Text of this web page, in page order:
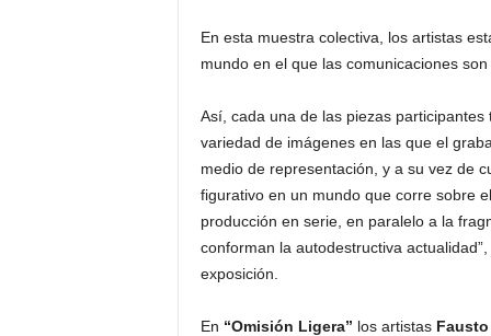
En esta muestra colectiva, los artistas
mundo en el que las comunicaciones
Así, cada una de las piezas
variedad de imágenes en las que el
medio de representación, y a su vez de
figurativo en un mundo que corre sobre
producción en serie, en paralelo a la
conforman la autodestructiva
exposición.
En “Omisión Ligera” los artistas